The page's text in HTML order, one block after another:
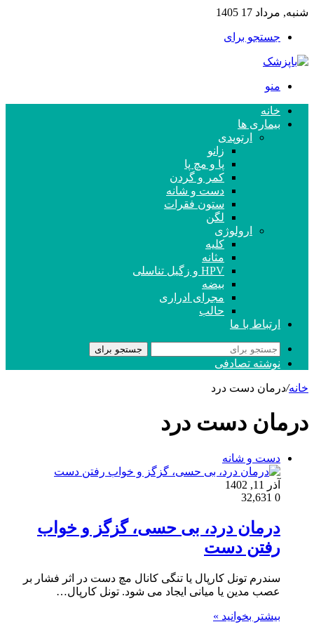
شنبه, مرداد 17 1405
جستجو برای
منو
خانه
بیماری ها
ارتوپدی
زانو
پا و مچ پا
کمر و گردن
دست و شانه
ستون فقرات
لگن
ارولوژی
کلیه
مثانه
HPV و زگیل تناسلی
بیضه
مجرای ادراری
حالب
ارتباط با ما
جستجو برای
نوشته تصادفی
خانه/درمان دست درد
درمان دست درد
دست و شانه
آذر 11, 1402
0
درمان درد، بی حسی، گزگز و خواب
رفتن دست
سندرم تونل کارپال یا تنگی کانال مچ دست در اثر فشار بر
عصب مدین یا میانی ایجاد می شود. تونل کارپال…
بیشتر بخوانید »